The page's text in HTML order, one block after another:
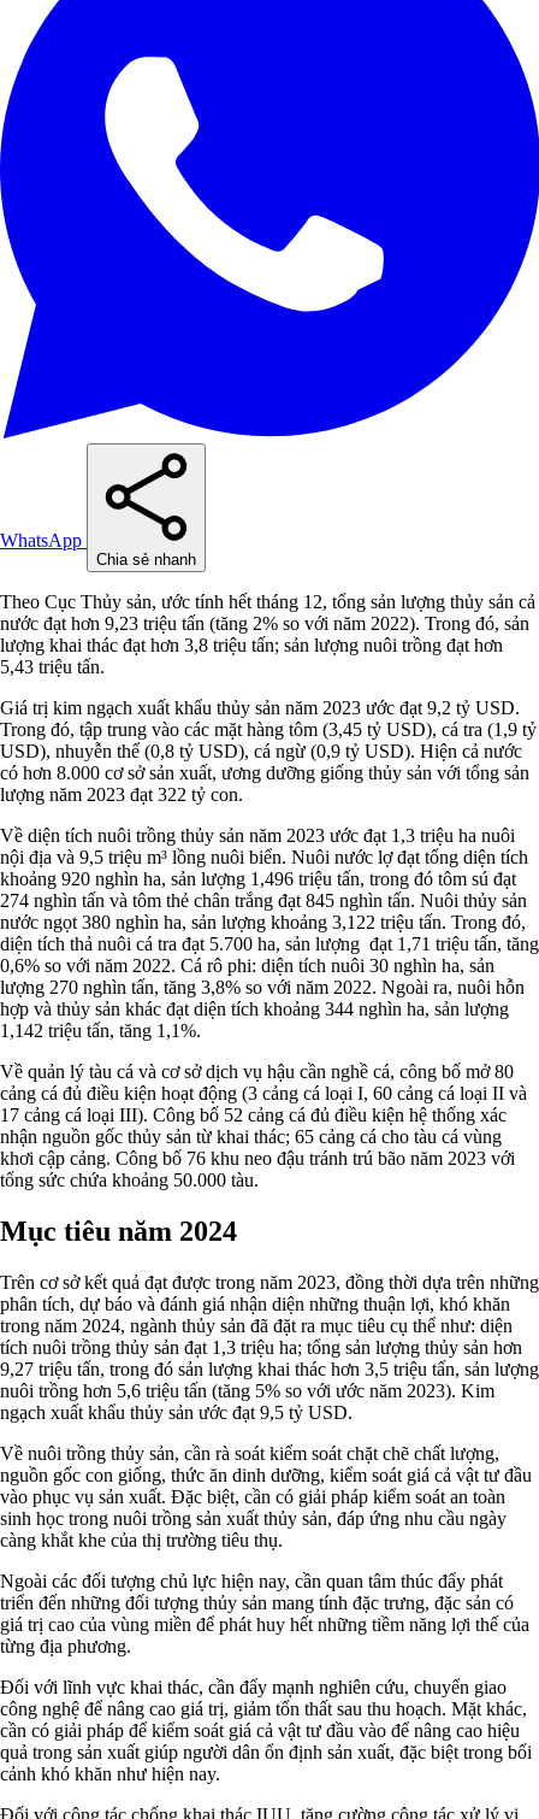
WhatsApp
Chia sẻ nhanh
Theo Cục Thủy sản, ước tính hết tháng 12, tổng sản lượng thủy sản cả
nước đạt hơn 9,23 triệu tấn (tăng 2% so với năm 2022). Trong đó, sản
lượng khai thác đạt hơn 3,8 triệu tấn; sản lượng nuôi trồng đạt hơn
5,43 triệu tấn.
Giá trị kim ngạch xuất khẩu thủy sản năm 2023 ước đạt 9,2 tỷ USD.
Trong đó, tập trung vào các mặt hàng tôm (3,45 tỷ USD), cá tra (1,9 tỷ
USD), nhuyễn thể (0,8 tỷ USD), cá ngừ (0,9 tỷ USD). Hiện cả nước
có hơn 8.000 cơ sở sản xuất, ương dưỡng giống thủy sản với tổng sản
lượng năm 2023 đạt 322 tỷ con.
Về diện tích nuôi trồng thủy sản năm 2023 ước đạt 1,3 triệu ha nuôi
nội địa và 9,5 triệu m³ lồng nuôi biển. Nuôi nước lợ đạt tổng diện tích
khoảng 920 nghìn ha, sản lượng 1,496 triệu tấn, trong đó tôm sú đạt
274 nghìn tấn và tôm thẻ chân trắng đạt 845 nghìn tấn. Nuôi thủy sản
nước ngọt 380 nghìn ha, sản lượng khoảng 3,122 triệu tấn. Trong đó,
diện tích thả nuôi cá tra đạt 5.700 ha, sản lượng đạt 1,71 triệu tấn, tăng
0,6% so với năm 2022. Cá rô phi: diện tích nuôi 30 nghìn ha, sản
lượng 270 nghìn tấn, tăng 3,8% so với năm 2022. Ngoài ra, nuôi hỗn
hợp và thủy sản khác đạt diện tích khoảng 344 nghìn ha, sản lượng
1,142 triệu tấn, tăng 1,1%.
Về quản lý tàu cá và cơ sở dịch vụ hậu cần nghề cá, công bố mở 80
cảng cá đủ điều kiện hoạt động (3 cảng cá loại I, 60 cảng cá loại II và
17 cảng cá loại III). Công bố 52 cảng cá đủ điều kiện hệ thống xác
nhận nguồn gốc thủy sản từ khai thác; 65 cảng cá cho tàu cá vùng
khơi cập cảng. Công bố 76 khu neo đậu tránh trú bão năm 2023 với
tổng sức chứa khoảng 50.000 tàu.
Mục tiêu năm 2024
Trên cơ sở kết quả đạt được trong năm 2023, đồng thời dựa trên những
phân tích, dự báo và đánh giá nhận diện những thuận lợi, khó khăn
trong năm 2024, ngành thủy sản đã đặt ra mục tiêu cụ thể như: diện
tích nuôi trồng thủy sản đạt 1,3 triệu ha; tổng sản lượng thủy sản hơn
9,27 triệu tấn, trong đó sản lượng khai thác hơn 3,5 triệu tấn, sản lượng
nuôi trồng hơn 5,6 triệu tấn (tăng 5% so với ước năm 2023). Kim
ngạch xuất khẩu thủy sản ước đạt 9,5 tỷ USD.
Về nuôi trồng thủy sản, cần rà soát kiểm soát chặt chẽ chất lượng,
nguồn gốc con giống, thức ăn dinh dưỡng, kiểm soát giá cả vật tư đầu
vào phục vụ sản xuất. Đặc biệt, cần có giải pháp kiểm soát an toàn
sinh học trong nuôi trồng sản xuất thủy sản, đáp ứng nhu cầu ngày
càng khắt khe của thị trường tiêu thụ.
Ngoài các đối tượng chủ lực hiện nay, cần quan tâm thúc đẩy phát
triển đến những đối tượng thủy sản mang tính đặc trưng, đặc sản có
giá trị cao của vùng miền để phát huy hết những tiềm năng lợi thế của
từng địa phương.
Đối với lĩnh vực khai thác, cần đẩy mạnh nghiên cứu, chuyển giao
công nghệ để nâng cao giá trị, giảm tổn thất sau thu hoạch. Mặt khác,
cần có giải pháp để kiểm soát giá cả vật tư đầu vào để nâng cao hiệu
quả trong sản xuất giúp người dân ổn định sản xuất, đặc biệt trong bổi
cảnh khó khăn như hiện nay.
Đối với công tác chống khai thác IUU, tăng cường công tác xử lý vi